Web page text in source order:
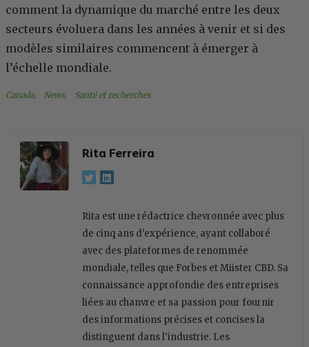
comment la dynamique du marché entre les deux
secteurs évoluera dans les années à venir et si des
modèles similaires commencent à émerger à
l’échelle mondiale.
Canada, News, Santé et recherches
Rita Ferreira
Rita est une rédactrice chevronnée avec plus
de cinq ans d'expérience, ayant collaboré
avec des plateformes de renommée
mondiale, telles que Forbes et Miister CBD. Sa
connaissance approfondie des entreprises
liées au chanvre et sa passion pour fournir
des informations précises et concises la
distinguent dans l'industrie. Les